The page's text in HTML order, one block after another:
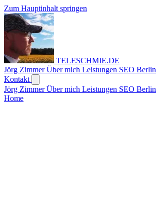
Zum Hauptinhalt springen
TELESCHMIE.DE
Jörg ZimmerÜber mich Leistungen SEO Berlin
Kontakt
Jörg ZimmerÜber mich Leistungen SEO Berlin
Home